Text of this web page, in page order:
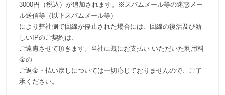
3000円（税込）が追加されます。※スパムメール等の迷惑メー
ル送信等（以下スパムメール等）
により弊社側で回線が停止された場合には、回線の復活及び新
しいIPのご契約は、
ご遠慮させて頂きます。当社に既にお支払い いただいた利用料
金の
ご返金・払い戻しについては一切応じておりませんので、ご了
承ください。